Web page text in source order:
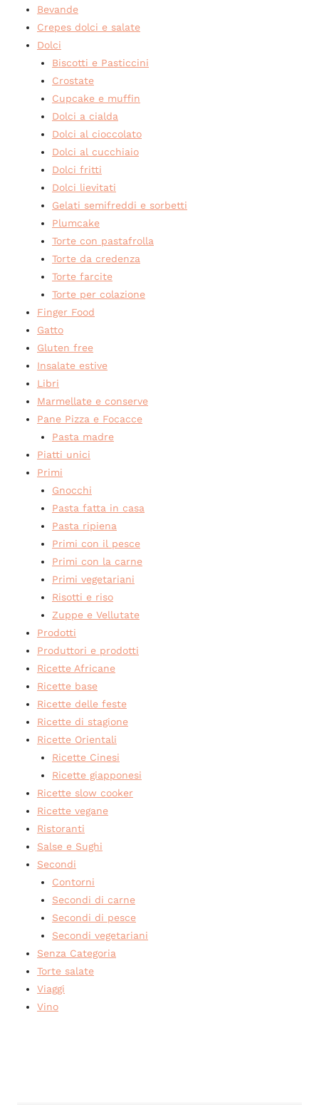
Bevande
Crepes dolci e salate
Dolci
Biscotti e Pasticcini
Crostate
Cupcake e muffin
Dolci a cialda
Dolci al cioccolato
Dolci al cucchiaio
Dolci fritti
Dolci lievitati
Gelati semifreddi e sorbetti
Plumcake
Torte con pastafrolla
Torte da credenza
Torte farcite
Torte per colazione
Finger Food
Gatto
Gluten free
Insalate estive
Libri
Marmellate e conserve
Pane Pizza e Focacce
Pasta madre
Piatti unici
Primi
Gnocchi
Pasta fatta in casa
Pasta ripiena
Primi con il pesce
Primi con la carne
Primi vegetariani
Risotti e riso
Zuppe e Vellutate
Prodotti
Produttori e prodotti
Ricette Africane
Ricette base
Ricette delle feste
Ricette di stagione
Ricette Orientali
Ricette Cinesi
Ricette giapponesi
Ricette slow cooker
Ricette vegane
Ristoranti
Salse e Sughi
Secondi
Contorni
Secondi di carne
Secondi di pesce
Secondi vegetariani
Senza Categoria
Torte salate
Viaggi
Vino